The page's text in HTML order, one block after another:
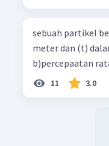
sebuah partikel
meter dan (t)
b)percepaatan
11 3.0